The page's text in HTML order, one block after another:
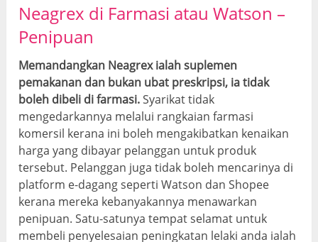
Neagrex di Farmasi atau Watson –
Penipuan
Memandangkan Neagrex ialah suplemen
pemakanan dan bukan ubat preskripsi, ia tidak
boleh dibeli di farmasi.Syarikat tidak
mengedarkannya melalui rangkaian farmasi
komersil kerana ini boleh mengakibatkan kenaikan
harga yang dibayar pelanggan untuk produk
tersebut. Pelanggan juga tidak boleh mencarinya di
platform e-dagang seperti Watson dan Shopee
kerana mereka kebanyakannya menawarkan
penipuan. Satu-satunya tempat selamat untuk
membeli penyelesaian peningkatan lelaki anda ialah